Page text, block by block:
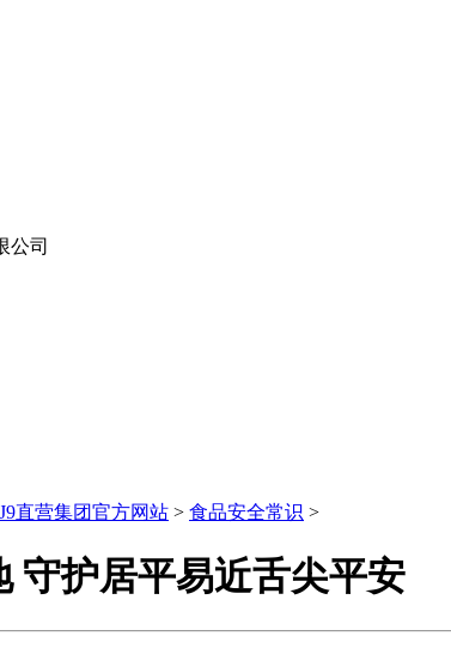
J9直营集团官方网站 > 食品安全常识 >
守护居平易近舌尖平安